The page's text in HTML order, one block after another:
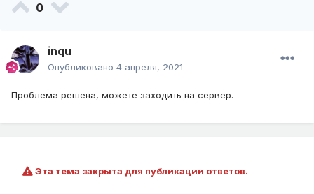
0
inqu
Опубликовано 4 апреля, 2021
Проблема решена, можете заходить на сервер.
Эта тема закрыта для публикации ответов.